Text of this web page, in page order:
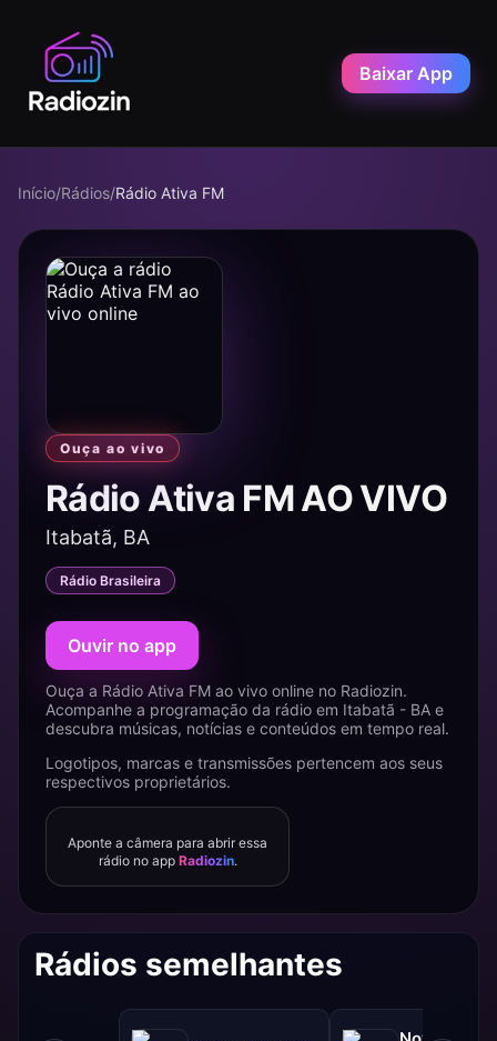
Baixar App
Início/Rádios/Rádio Ativa FM
Ouça ao vivo
Rádio Ativa FM AO VIVO
Itabatã, BA
Rádio Brasileira
Ouvir no app
Ouça a Rádio Ativa FM ao vivo online no Radiozin.
Acompanhe a programação da rádio em Itabatã - BA e
descubra músicas, notícias e conteúdos em tempo real.
Logotipos, marcas e transmissões pertencem aos seus
respectivos proprietários.
Aponte a câmera para abrir essa
rádio no app Radiozin.
Rádios semelhantes